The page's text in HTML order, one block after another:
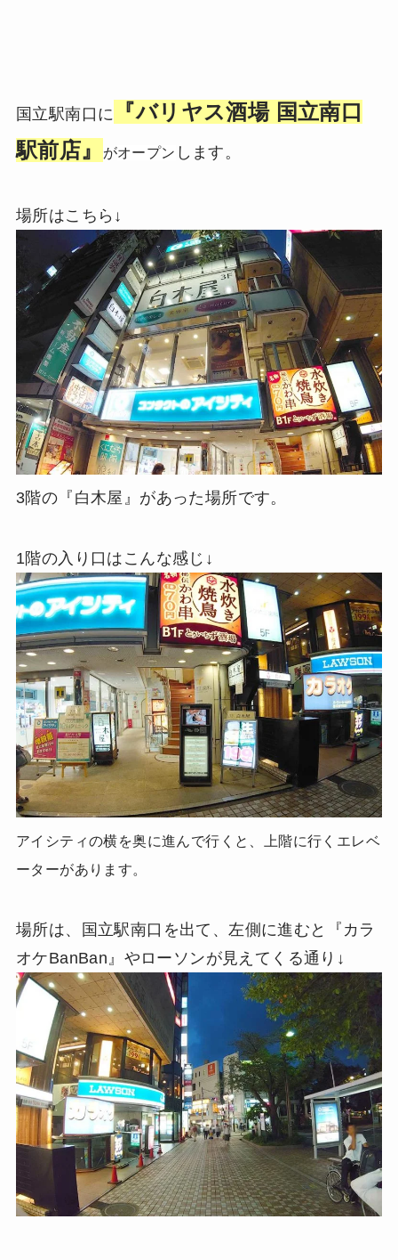
国立駅南口に
『バリヤス酒場 国立南口
駅前店』
がオープン します。
場所はこちら↓
3階の『白木屋』があった場所です。
1階の入り口はこんな感じ↓
アイシティの横を奥に進んで行くと、上階に行くエレベ
ーターがあります。
場所は、国立駅南口を出て、左側に進むと『カラ
オケBanBan』やローソンが見えてくる通り↓